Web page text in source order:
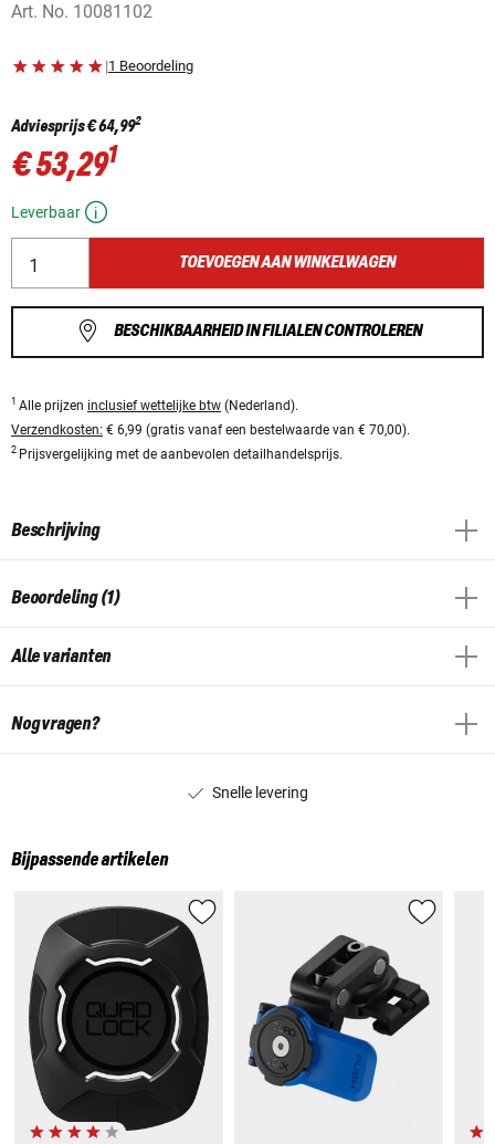
Art. No. 10081102
|1 Beoordeling
Adviesprijs€ 64,992
€ 53,291
Leverbaar
TOEVOEGEN AAN WINKELWAGEN
BESCHIKBAARHEID IN FILIALEN CONTROLEREN
1 Alle prijzen inclusief wettelijke btw (Nederland).
Verzendkosten: € 6,99 (gratis vanaf een bestelwaarde van € 70,00).
2 Prijsvergelijking met de aanbevolen detailhandelsprijs.
Beschrijving
Beoordeling (1)
Alle varianten
Nog vragen?
Snelle levering
Bijpassende artikelen